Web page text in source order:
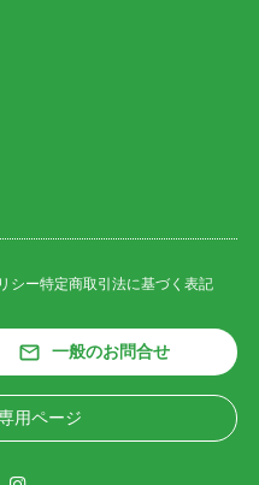
シー特定商取引法に基づく表記
一般のお問合せ
用ページ